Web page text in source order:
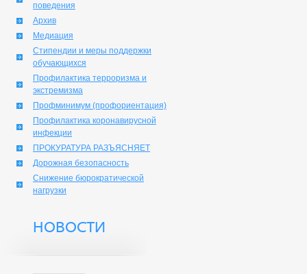
поведения
Архив
Медиация
Стипендии и меры поддержки
обучающихся
Профилактика терроризма и
экстремизма
Профминимум (профориентация)
Профилактика коронавирусной
инфекции
ПРОКУРАТУРА РАЗЪЯСНЯЕТ
Дорожная безопасность
Снижение бюрократической
нагрузки
НОВОСТИ